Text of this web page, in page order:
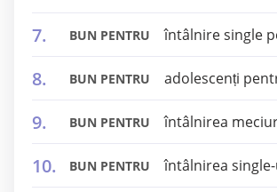
BUN PENTRU întâlnire single
BUN PENTRU adolescenți
BUN PENTRU întâlnirea
BUN PENTRU întâlnirea